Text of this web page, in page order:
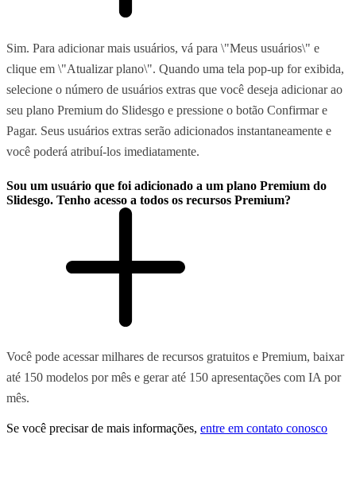
Sim. Para adicionar mais usuários, vá para \"Meus usuários\" e
clique em \"Atualizar plano\". Quando uma tela pop-up for exibida,
selecione o número de usuários extras que você deseja adicionar ao
seu plano Premium do Slidesgo e pressione o botão Confirmar e
Pagar. Seus usuários extras serão adicionados instantaneamente e
você poderá atribuí-los imediatamente.
Sou um usuário que foi adicionado a um plano Premium do
Slidesgo. Tenho acesso a todos os recursos Premium?
Você pode acessar milhares de recursos gratuitos e Premium, baixar
até 150 modelos por mês e gerar até 150 apresentações com IA por
mês.
Se você precisar de mais informações, entre em contato conosco